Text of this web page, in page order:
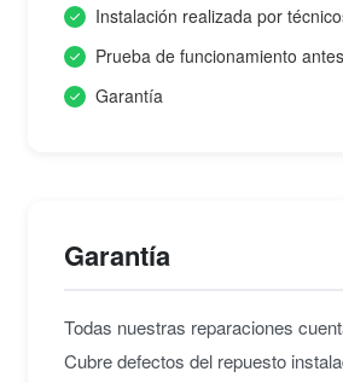
Instalación realizada por
Prueba de funcionamiento
Garantía
Garantía
Todas nuestras reparaciones
Cubre defectos del repuesto